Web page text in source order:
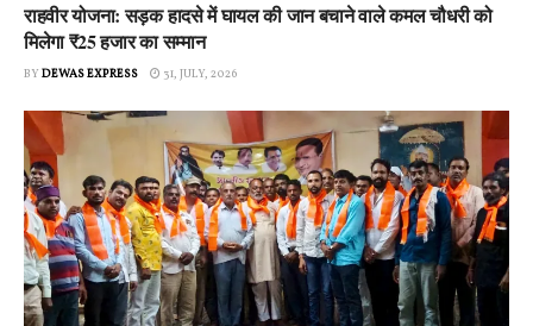
राहवीर योजना: सड़क हादसे में घायल की जान बचाने वाले कमल चौधरी को
मिलेगा ₹25 हजार का सम्मान
BY DEWAS EXPRESS 31, JULY, 2026